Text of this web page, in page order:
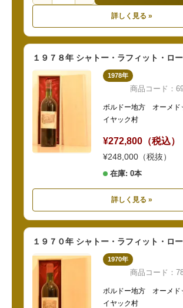
詳しく見る »
１９７８年 シャトー・ラフィット・ロ
1978年
商品コード：
ボルドー地方 オーメ
イヤック村
¥272,800（税込）
¥248,000（税抜）
在庫: 0本
詳しく見る »
１９７０年 シャトー・ラフィット・ロ
1970年
商品コード：
ボルドー地方 オーメ
イヤック村